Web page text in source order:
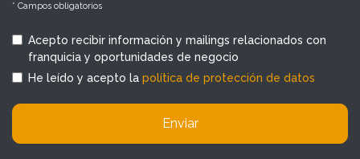
* Campos obligatorios
Acepto recibir información y mailings relacionados con
franquicia y oportunidades de negocio
He leído y acepto la política de protección de datos
Enviar